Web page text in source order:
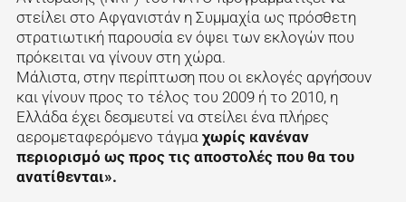
στείλει στο Αφγανιστάν η Συμμαχία ως πρόσθετη
στρατιωτική παρουσία εν όψει των εκλογών που
πρόκειται να γίνουν στη χώρα.
Μάλιστα, στην περίπτωση που οι εκλογές αργήσουν
και γίνουν προς το τέλος του 2009 ή το 2010, η
Ελλάδα έχει δεσμευτεί να στείλει ένα πλήρες
αερομεταφερόμενο τάγμα χωρίς κανέναν
περιορισμό ως προς τις αποστολές που θα του
ανατίθενται».